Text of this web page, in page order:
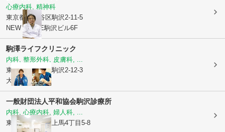
心療内科, 精神科
東京都世田谷区駒沢2-11-5
NEW VALUE駒沢ビル6F
駒澤ライフクリニック
内科, 整形外科, 皮膚科, ...
東京都世田谷区駒沢2-12-3
大幸ビル3階
一般財団法人平和協会駒沢診療所
内科, 心療内科, 婦人科, ...
東京都世田谷区 上馬4丁目5-8